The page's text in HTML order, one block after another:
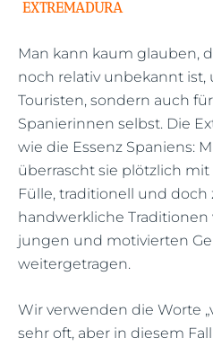
EXTREMADURA
Man kann kaum glauben,
noch relativ unbekannt
Touristen, sondern auch
Spanierinnen selbst. Die
wie die Essenz Spaniens:
überrascht sie plötzlich
Fülle, traditionell und
handwerkliche
jungen und motivierten
weitergetragen.
Wir verwenden die Worte
sehr oft, aber in diesem